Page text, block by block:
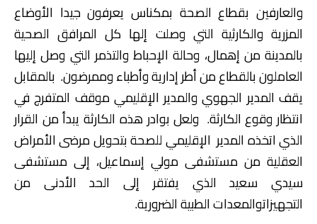
والعارفين بقطاع الصحة بمكناس يعرفون جيدا الأوضاع
المزرية والكارثية التي وصلت إلها كل المرافق الصحية
بالمدينة من إهمال، وحالة الإحباط والتذمر التي وصل إليها
العاملون بالقطاع من أطر إدارية وأطباء وممرضون. بالمقابل
يقف المدير الجهوي والمدير الإقليمي موقف المتفرج في
انتظار وقوع الكارثة. ولعل بوادر هذه الكارثة يبدأ من القرار
الذي اتخذه المدير الإقليمي للصحة بتحويل مرضى الأمراض
العقلية من مستشفى مولي إسماعيل، إلى مستشفى
سيدي سعيد الذي يفتقر إلى الحد الأدنى من
التجهيزاتوالمعدات الطبية الضرورية.